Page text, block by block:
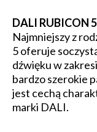
DALI RUBICON 5
Najmniejszy z
5 oferuje
dźwięku w
bardzo szerokie
jest cechą
marki DALI.